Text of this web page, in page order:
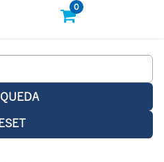
0